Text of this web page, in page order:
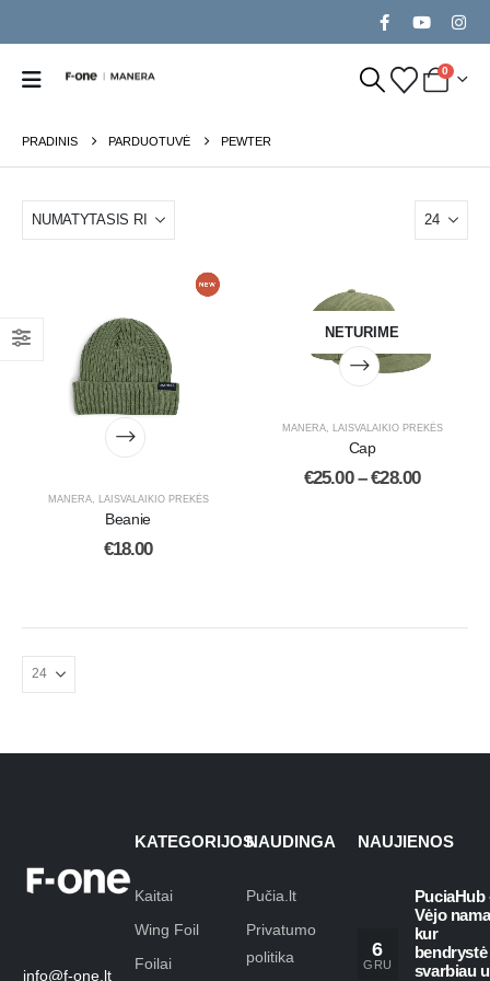
0
PRADINIS PARDUOTUVĖ PEWTER
MANERA, LAISVALAIKIO PREKĖS
Beanie
€18.00
NETURIME
MANERA, LAISVALAIKIO PREKĖS
Cap
€25.00 – €28.00
info@f-one.lt
KATEGORIJOS
Kaitai
Wing Foil
Foilai
NAUDINGA
Pučia.lt
Privatumo
politika
NAUJIENOS
6
GRU
PuciaHub
Vėjo
kur
bendrystė
svarbiau